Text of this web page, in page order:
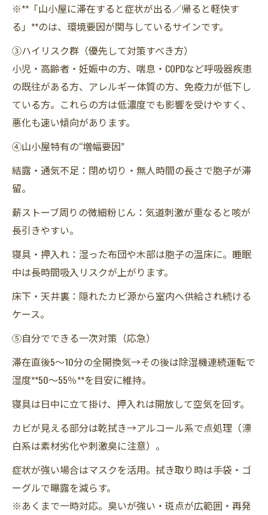
※**「山小屋に滞在すると症状が出る／帰ると軽快す
る」**のは、環境要因が関与しているサインです。
③ハイリスク群（優先して対策すべき方）
小児・高齢者・妊娠中の方、喘息・COPDなど呼吸器疾患
の既往がある方、アレルギー体質の方、免疫力が低下し
ている方。これらの方は低濃度でも影響を受けやすく、
悪化も速い傾向があります。
④山小屋特有の“増幅要因”
結露・通気不足：閉め切り・無人時間の長さで胞子が滞
留。
薪ストーブ周りの微細粉じん：気道刺激が重なると咳が
長引きやすい。
寝具・押入れ：湿った布団や木部は胞子の温床に。睡眠
中は長時間吸入リスクが上がります。
床下・天井裏：隠れたカビ源から室内へ供給され続ける
ケース。
⑤自分でできる一次対策（応急）
滞在直後5〜10分の全開換気→その後は除湿機連続運転で
湿度**50〜55％**を目安に維持。
寝具は日中に立て掛け、押入れは開放して空気を回す。
カビが見える部分は乾拭き→アルコール系で点処理（漂
白系は素材劣化や刺激臭に注意）。
症状が強い場合はマスクを活用。拭き取り時は手袋・ゴ
ーグルで曝露を減らす。
※あくまで一時対応。臭いが強い・斑点が広範囲・再発